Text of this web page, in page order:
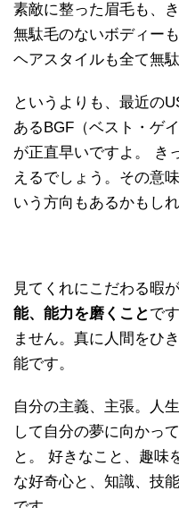
素敵に整った眉毛も、
無駄毛のないボディー
ヘアスタイルも全て無駄
というよりも、最近の
あるBGF（ベスト・ゲ
が正直早いですよ。 き
えるでしょう。その意
いう方向もあるかもしれ
見てくれにこだわる暇
能、能力を磨くことで
ません。真に人間をひ
能です。
自分の主義、主張。人
して自分の夢に向かっ
と。 好きなこと、趣味
な好奇心と、知識、技